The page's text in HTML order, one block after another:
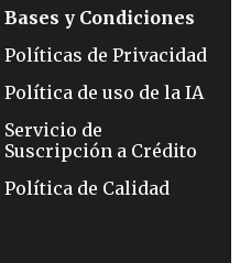
Bases y Condiciones
Políticas de Privacidad
Política de uso de la IA
Servicio de
Suscripción a Crédito
Política de Calidad